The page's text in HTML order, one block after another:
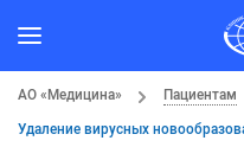
АО «Медицина» Пациентам
Удаление вирусных